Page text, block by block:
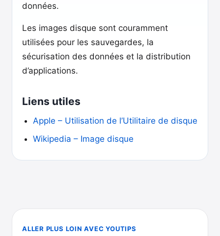
données.
Les images disque sont couramment
utilisées pour les sauvegardes, la
sécurisation des données et la distribution
d’applications.
Liens utiles
Apple – Utilisation de l’Utilitaire de disque
Wikipedia – Image disque
ALLER PLUS LOIN AVEC YOUTIPS